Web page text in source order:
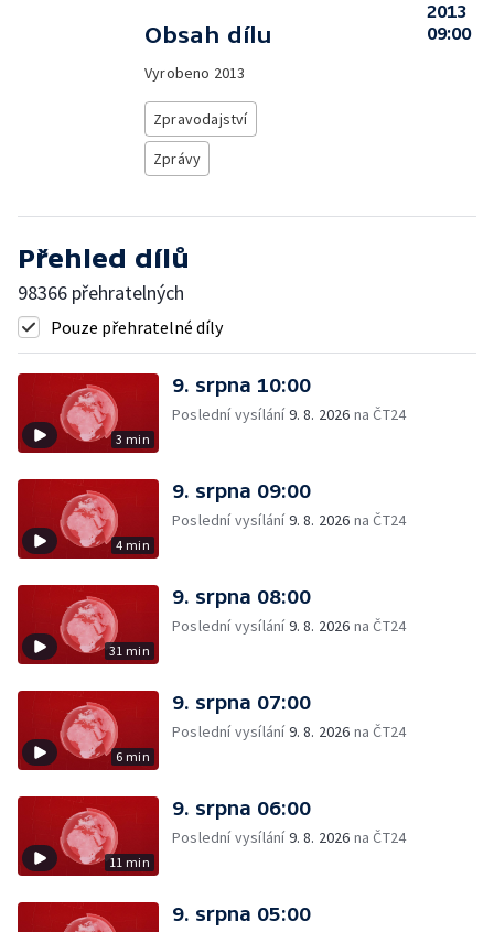
Obsah dílu
Vyrobeno 2013
Zpravodajství
Zprávy
2013
09:00
Přehled dílů
98366 přehratelných
Pouze přehratelné díly
3 min
9. srpna 10:00
Poslední vysílání9. 8. 2026 na ČT24
4 min
9. srpna 09:00
Poslední vysílání9. 8. 2026 na ČT24
31 min
9. srpna 08:00
Poslední vysílání9. 8. 2026 na ČT24
6 min
9. srpna 07:00
Poslední vysílání9. 8. 2026 na ČT24
11 min
9. srpna 06:00
Poslední vysílání9. 8. 2026 na ČT24
9. srpna 05:00